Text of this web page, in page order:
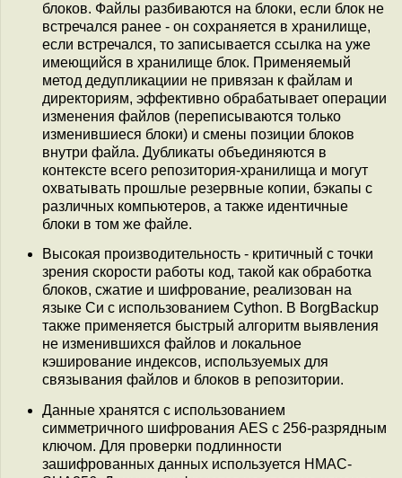
блоков. Файлы разбиваются на блоки, если блок не
встречался ранее - он сохраняется в хранилище,
если встречался, то записывается ссылка на уже
имеющийся в хранилище блок. Применяемый
метод дедупликациии не привязан к файлам и
директориям, эффективно обрабатывает операции
изменения файлов (переписываются только
изменившиеся блоки) и смены позиции блоков
внутри файла. Дубликаты объединяются в
контексте всего репозитория-хранилища и могут
охватывать прошлые резервные копии, бэкапы с
различных компьютеров, а также идентичные
блоки в том же файле.
Высокая производительность - критичный с точки
зрения скорости работы код, такой как обработка
блоков, сжатие и шифрование, реализован на
языке Си с использованием Cython. В BorgBackup
также применяется быстрый алгоритм выявления
не изменившихся файлов и локальное
кэширование индексов, используемых для
связывания файлов и блоков в репозитории.
Данные хранятся с использованием
симметричного шифрования AES c 256-разрядным
ключом. Для проверки подлинности
зашифрованных данных используется HMAC-